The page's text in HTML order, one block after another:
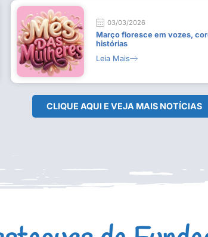
03/03/2026
Março floresce em vozes,
histórias
Leia Mais
CLIQUE AQUI E VEJA MAIS NOTÍCIAS